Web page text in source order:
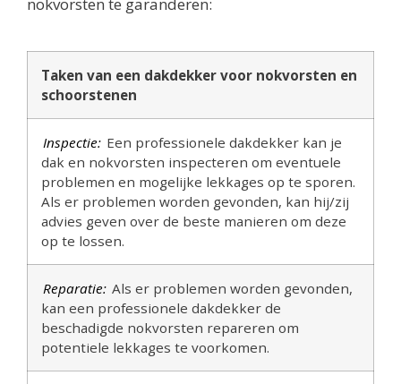
nokvorsten te garanderen:
Taken van een dakdekker voor nokvorsten en
schoorstenen
Inspectie: Een professionele dakdekker kan je
dak en nokvorsten inspecteren om eventuele
problemen en mogelijke lekkages op te sporen.
Als er problemen worden gevonden, kan hij/zij
advies geven over de beste manieren om deze
op te lossen.
Reparatie: Als er problemen worden gevonden,
kan een professionele dakdekker de
beschadigde nokvorsten repareren om
potentiele lekkages te voorkomen.